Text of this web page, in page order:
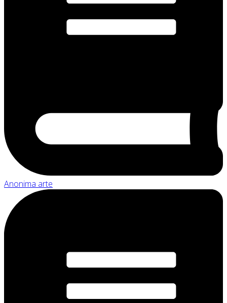
Anonima arte